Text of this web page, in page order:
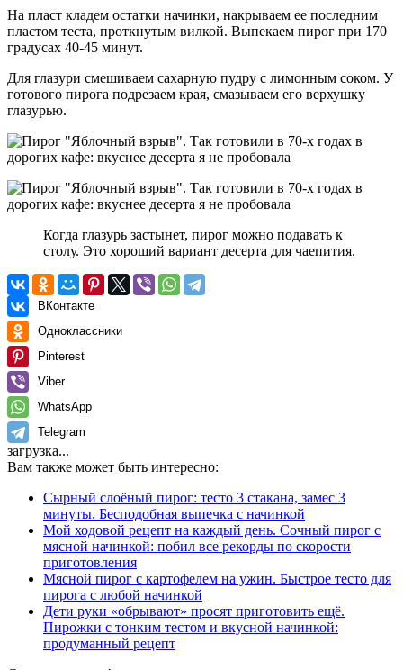
На пласт кладем остатки начинки, накрываем ее последним
пластом теста, проткнутым вилкой. Выпекаем пирог при 170
градусах 40-45 минут.
Для глазури смешиваем сахарную пудру с лимонным соком. У
готового пирога подрезаем края, смазываем его верхушку
глазурью.
Когда глазурь застынет, пирог можно подавать к
столу. Это хороший вариант десерта для чаепития.
ВКонтакте
Одноклассники
Pinterest
Viber
WhatsApp
Telegram
загрузка...
Вам также может быть интересно:
Сырный слоёный пирог: тесто 3 стакана, замес 3
минуты. Бесподобная выпечка с начинкой
Мой ходовой рецепт на каждый день. Сочный пирог с
мясной начинкой: побил все рекорды по скорости
приготовления
Мясной пирог с картофелем на ужин. Быстрое тесто для
пирога с любой начинкой
Дети руки «обрывают» просят приготовить ещё.
Пирожки с тонким тестом и вкусной начинкой:
продуманный рецепт